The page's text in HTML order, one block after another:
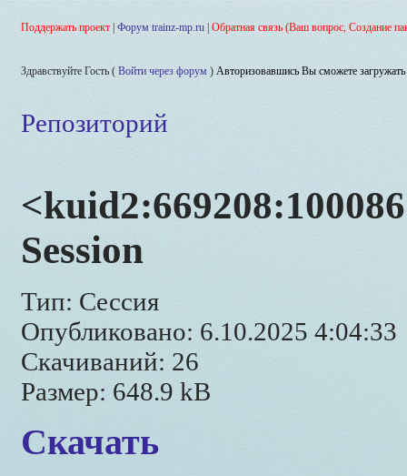
Поддержать проект Форум trainz-mp.ru Обратная связь (Ваш вопрос, Создание
Здравствуйте Гость ( Войти через форум ) Авторизовавшись Вы сможете
Репозиторий
Session
Тип: Сессия
Опубликовано: 6.10.2025 4:04:33
Скачиваний: 26
Размер: 648.9 kB
Скачать